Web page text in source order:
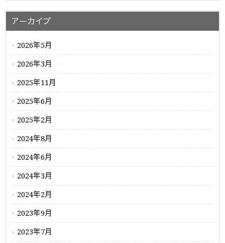
アーカイブ
2026年5月
2026年3月
2025年11月
2025年6月
2025年2月
2024年8月
2024年6月
2024年3月
2024年2月
2023年9月
2023年7月